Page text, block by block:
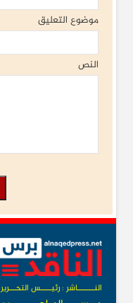
موضوع التعليق
النص
النــــــــاشر : رئيـــــس التحـــرير